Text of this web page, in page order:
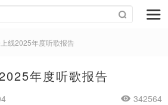
线2025年度听歌报告
年度听歌报告
342564